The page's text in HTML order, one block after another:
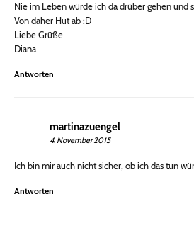
Nie im Leben würde ich da drüber gehen und
Von daher Hut ab :D
Liebe Grüße
Diana
Antworten
martinazuengel
4. November 2015
Ich bin mir auch nicht sicher, ob ich das tun
Antworten